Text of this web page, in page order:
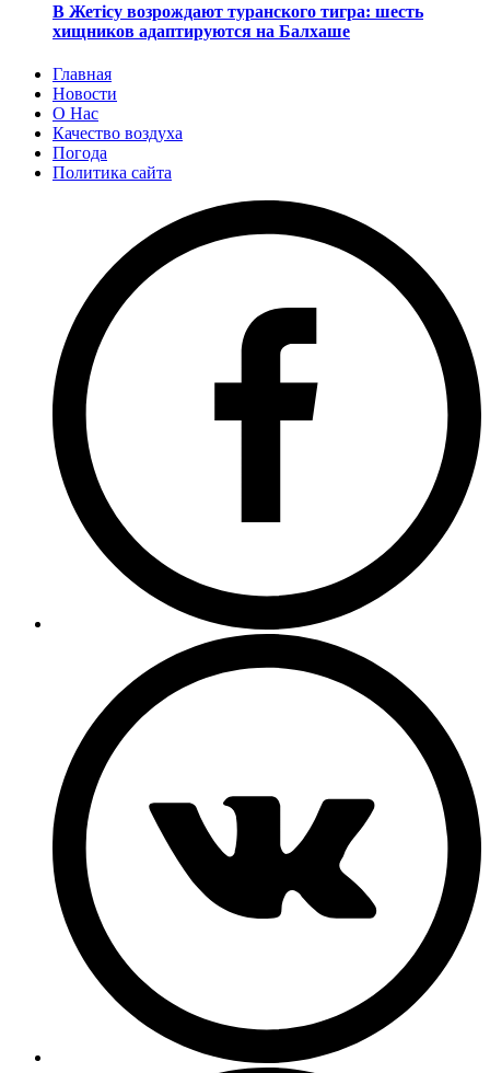
В Жетісу возрождают туранского тигра: шесть
хищников адаптируются на Балхаше
Главная
Новости
О Нас
Качество воздуха
Погода
Политика сайта